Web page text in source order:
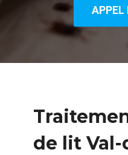
APPEL
de lit